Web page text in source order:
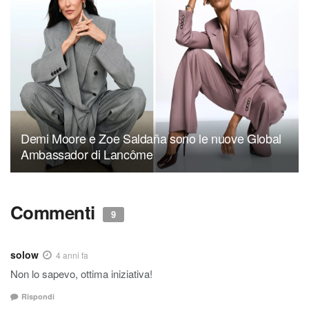
Demi Moore e Zoe Saldaña sono le nuove Global
Ambassador di Lancôme
Commenti 9
solow 4 anni fa
Non lo sapevo, ottima iniziativa!
Rispondi